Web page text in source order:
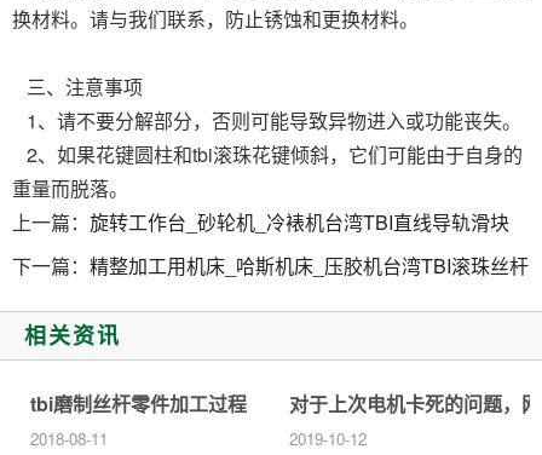
换材料。请与我们联系，防止锈蚀和更换材料。
三、注意事项
1、请不要分解部分，否则可能导致异物进入或功能丧失。
2、如果花键圆柱和tbi滚珠花键倾斜，它们可能由于自身的
重量而脱落。
上一篇： 旋转工作台_砂轮机_冷裱机台湾TBI直线导轨滑块
下一篇： 精整加工用机床_哈斯机床_压胶机台湾TBI滚珠丝杆
相关资讯
tbi磨制丝杆零件加工过程
2018-08-11
对于上次电机卡死的问题，
2019-10-12